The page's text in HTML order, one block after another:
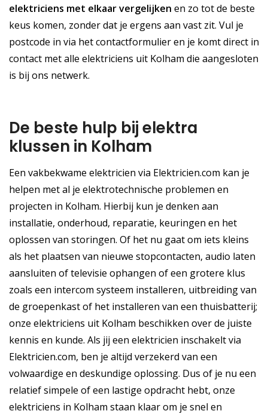
elektriciens met elkaar vergelijken en zo tot de beste
keus komen, zonder dat je ergens aan vast zit. Vul je
postcode in via het contactformulier en je komt direct in
contact met alle elektriciens uit Kolham die aangesloten
is bij ons netwerk.
De beste hulp bij elektra
klussen in Kolham
Een vakbekwame elektricien via Elektricien.com kan je
helpen met al je elektrotechnische problemen en
projecten in Kolham. Hierbij kun je denken aan
installatie, onderhoud, reparatie, keuringen en het
oplossen van storingen. Of het nu gaat om iets kleins
als het plaatsen van nieuwe stopcontacten, audio laten
aansluiten of televisie ophangen of een grotere klus
zoals een intercom systeem installeren, uitbreiding van
de groepenkast of het installeren van een thuisbatterij;
onze elektriciens uit Kolham beschikken over de juiste
kennis en kunde. Als jij een elektricien inschakelt via
Elektricien.com, ben je altijd verzekerd van een
volwaardige en deskundige oplossing. Dus of je nu een
relatief simpele of een lastige opdracht hebt, onze
elektriciens in Kolham staan klaar om je snel en